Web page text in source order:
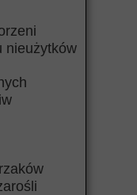
nieużytków